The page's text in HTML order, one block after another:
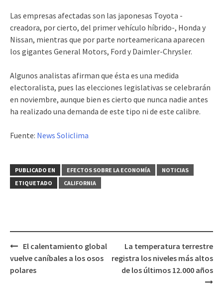
Las empresas afectadas son las japonesas Toyota -
creadora, por cierto, del primer vehículo híbrido-, Honda y
Nissan, mientras que por parte norteamericana aparecen
los gigantes General Motors, Ford y Daimler-Chrysler.
Algunos analistas afirman que ésta es una medida
electoralista, pues las elecciones legislativas se celebrarán
en noviembre, aunque bien es cierto que nunca nadie antes
ha realizado una demanda de este tipo ni de este calibre.
Fuente: News Soliclima
PUBLICADO EN EFECTOS SOBRE LA ECONOMÍA
NOTICIAS
ETIQUETADO
CALIFORNIA
Navegación
de
entradas
El calentamiento global
vuelve caníbales a los osos
polares
La temperatura terrestre
registra los niveles más altos
de los últimos 12.000 años